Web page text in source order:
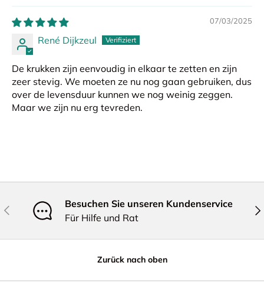
07/03/2025
René Dijkzeul
De krukken zijn eenvoudig in elkaar te zetten en zijn
zeer stevig. We moeten ze nu nog gaan gebruiken, dus
over de levensduur kunnen we nog weinig zeggen.
Maar we zijn nu erg tevreden.
Vorherige
Besuchen Sie unseren Kundenservice
Für Hilfe und Rat
Zurück nach oben